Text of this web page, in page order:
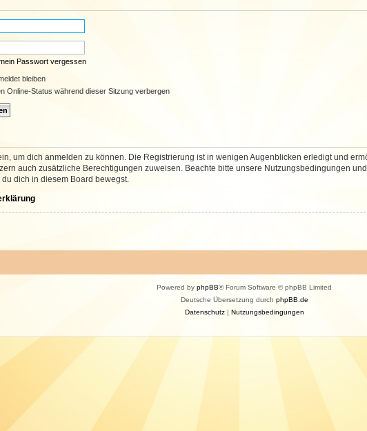
Passwort vergessen
bleiben
Online-Status während dieser Sitzung verbergen
um dich anmelden zu können. Die Registrierung ist in wenigen Augenblicken erledigt und
auch zusätzliche Berechtigungen zuweisen. Beachte bitte unsere Nutzungsbedingungen
dich in diesem Board bewegst.
Powered by phpBB® Forum Software © phpBB Limited
Deutsche Übersetzung durch phpBB.de
Datenschutz| Nutzungsbedingungen